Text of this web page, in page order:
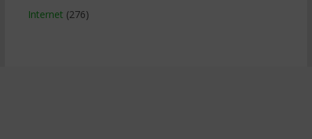
Internet (276)